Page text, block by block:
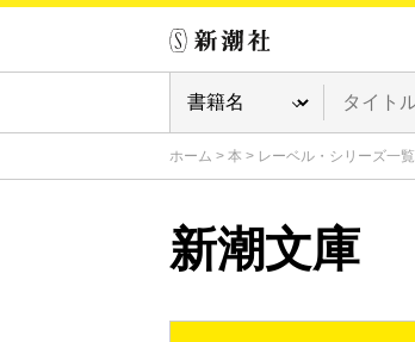
ホーム > 本 > レーベル・シリーズ一覧
新潮文庫